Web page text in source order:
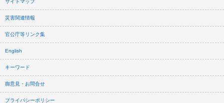
サイトマップ
災害関連情報
官公庁等リンク集
English
キーワード
御意見・お問合せ
プライバシーポリシー